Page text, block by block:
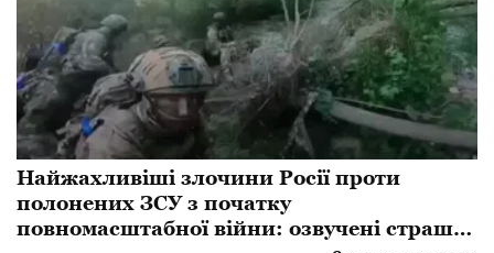
Найжахливіші злочини Росії проти
полонених ЗСУ з початку
повномасштабної війни: озвучені страшні